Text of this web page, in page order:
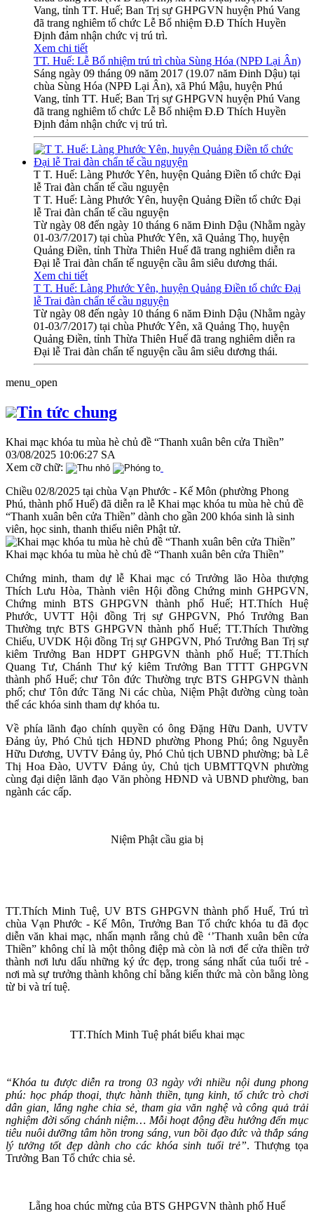
Vang, tỉnh TT. Huế; Ban Trị sự GHPGVN huyện Phú Vang
đã trang nghiêm tổ chức Lễ Bổ nhiệm Đ.Đ Thích Huyền
Định đảm nhận chức vị trú trì.
Xem chi tiết
TT. Huế: Lễ Bổ nhiệm trú trì chùa Sùng Hóa (NPĐ Lại Ân)
Sáng ngày 09 tháng 09 năm 2017 (19.07 năm Đinh Dậu) tại
chùa Sùng Hóa (NPĐ Lại Ân), xã Phú Mậu, huyện Phú
Vang, tỉnh TT. Huế; Ban Trị sự GHPGVN huyện Phú Vang
đã trang nghiêm tổ chức Lễ Bổ nhiệm Đ.Đ Thích Huyền
Định đảm nhận chức vị trú trì.
T T. Huế: Làng Phước Yên, huyện Quảng Điền tổ chức Đại
lễ Trai đàn chẩn tế cầu nguyện
T T. Huế: Làng Phước Yên, huyện Quảng Điền tổ chức Đại
lễ Trai đàn chẩn tế cầu nguyện
Từ ngày 08 đến ngày 10 tháng 6 năm Đinh Dậu (Nhằm ngày
01-03/7/2017) tại chùa Phước Yên, xã Quảng Thọ, huyện
Quảng Điền, tỉnh Thừa Thiên Huế đã trang nghiêm diễn ra
Đại lễ Trai đàn chẩn tế nguyện cầu âm siêu dương thái.
Xem chi tiết
T T. Huế: Làng Phước Yên, huyện Quảng Điền tổ chức Đại
lễ Trai đàn chẩn tế cầu nguyện
Từ ngày 08 đến ngày 10 tháng 6 năm Đinh Dậu (Nhằm ngày
01-03/7/2017) tại chùa Phước Yên, xã Quảng Thọ, huyện
Quảng Điền, tỉnh Thừa Thiên Huế đã trang nghiêm diễn ra
Đại lễ Trai đàn chẩn tế nguyện cầu âm siêu dương thái.
menu_open
Tin tức chung
Khai mạc khóa tu mùa hè chủ đề “Thanh xuân bên cửa Thiền”
03/08/2025 10:06:27 SA
Xem cỡ chữ:
Chiều 02/8/2025 tại chùa Vạn Phước - Kế Môn (phường Phong
Phú, thành phố Huế) đã diễn ra lễ Khai mạc khóa tu mùa hè chủ đề
“Thanh xuân bên cửa Thiền” dành cho gần 200 khóa sinh là sinh
viên, học sinh, thanh thiếu niên Phật tử.
Khai mạc khóa tu mùa hè chủ đề “Thanh xuân bên cửa Thiền”
Chứng minh, tham dự lễ Khai mạc có Trưởng lão Hòa thượng
Thích Lưu Hòa, Thành viên Hội đồng Chứng minh GHPGVN,
Chứng minh BTS GHPGVN thành phố Huế; HT.Thích Huệ
Phước, UVTT Hội đồng Trị sự GHPGVN, Phó Trưởng Ban
Thường trực BTS GHPGVN thành phố Huế; TT.Thích Thường
Chiếu, UVDK Hội đồng Trị sự GHPGVN, Phó Trưởng Ban Trị sự
kiêm Trưởng Ban HDPT GHPGVN thành phố Huế; TT.Thích
Quang Tư, Chánh Thư ký kiêm Trưởng Ban TTTT GHPGVN
thành phố Huế; chư Tôn đức Thường trực BTS GHPGVN thành
phố; chư Tôn đức Tăng Ni các chùa, Niệm Phật đường cùng toàn
thể các khóa sinh tham dự khóa tu.
Về phía lãnh đạo chính quyền có ông Đặng Hữu Danh, UVTV
Đảng ủy, Phó Chủ tịch HĐND phường Phong Phú; ông Nguyễn
Hữu Dương, UVTV Đảng ủy, Phó Chủ tịch UBND phường; bà Lê
Thị Hoa Đào, UVTV Đảng ủy, Chủ tịch UBMTTQVN phường
cùng đại diện lãnh đạo Văn phòng HĐND và UBND phường, ban
ngành các cấp.
Niệm Phật cầu gia bị
TT.Thích Minh Tuệ, UV BTS GHPGVN thành phố Huế, Trú trì
chùa Vạn Phước - Kế Môn, Trưởng Ban Tổ chức khóa tu đã đọc
diễn văn khai mạc, nhấn mạnh rằng chủ đề ‘’Thanh xuân bên cửa
Thiền” không chỉ là một thông điệp mà còn là nơi để cửa thiền trở
thành nơi lưu dấu những ký ức đẹp, trong sáng nhất của tuổi trẻ -
nơi mà sự trưởng thành không chỉ bằng kiến thức mà còn bằng lòng
từ bi và trí tuệ.
TT.Thích Minh Tuệ phát biểu khai mạc
“Khóa tu được diễn ra trong 03 ngày với nhiều nội dung phong
phú: học pháp thoại, thực hành thiền, tụng kinh, tổ chức trò chơi
dân gian, lắng nghe chia sẻ, tham gia văn nghệ và công quả trải
nghiệm đời sống chánh niệm… Mỗi hoạt động đều hướng đến mục
tiêu nuôi dưỡng tâm hồn trong sáng, vun bồi đạo đức và thắp sáng
lý tưởng tốt đẹp dành cho các khóa sinh tuổi trẻ”. Thượng tọa
Trưởng Ban Tổ chức chia sẻ.
Lẵng hoa chúc mừng của BTS GHPGVN thành phố Huế